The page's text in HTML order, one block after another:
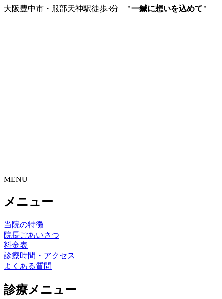
大阪豊中市・服部天神駅徒歩3分 "一鍼に想いを込めて"
MENU
メニュー
当院の特徴
院長ごあいさつ
料金表
診療時間・アクセス
よくある質問
診療メニュー